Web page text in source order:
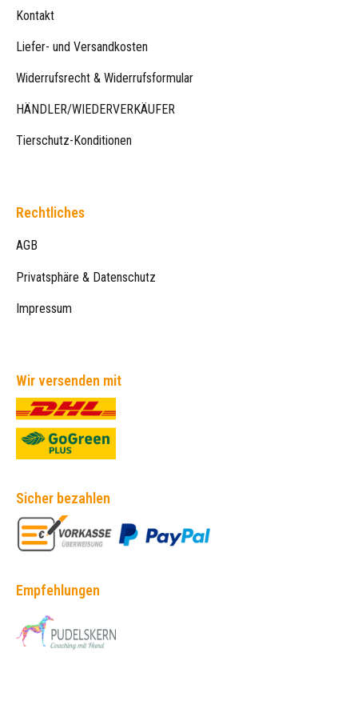
Kontakt
Liefer- und Versandkosten
Widerrufsrecht & Widerrufsformular
HÄNDLER/WIEDERVERKÄUFER
Tierschutz-Konditionen
Rechtliches
AGB
Privatsphäre & Datenschutz
Impressum
Wir versenden mit
Sicher bezahlen
Empfehlungen